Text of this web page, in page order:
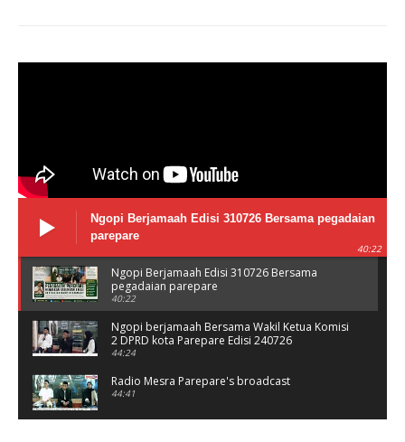
Ngopi Berjamaah Edisi 310726 Bersama pegadaian
parepare
40:22
Ngopi Berjamaah Edisi 310726 Bersama
pegadaian parepare
40:22
Ngopi berjamaah Bersama Wakil Ketua Komisi
2 DPRD kota Parepare Edisi 240726
44:24
Radio Mesra Parepare's broadcast
44:41